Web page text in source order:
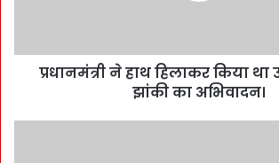
प्रधानमंत्री ने हाथ हिलाकर किया था
झांकी का अभिवादन।